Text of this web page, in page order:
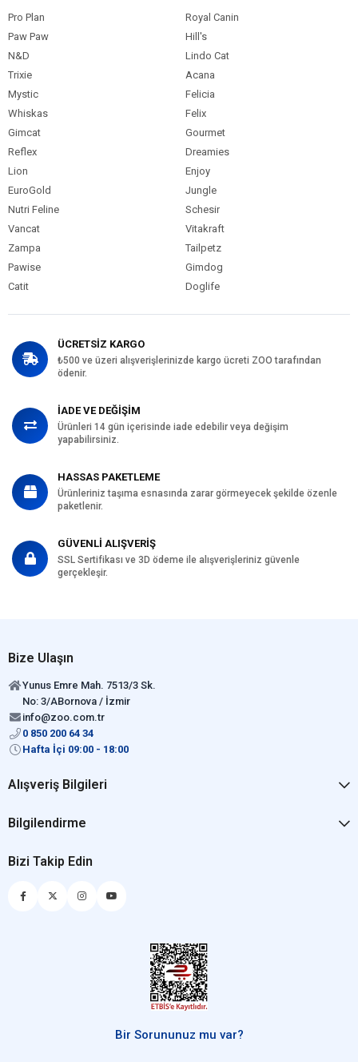
Analitik Bileşenler
Protein: %30
Kül: %7,5
Omega-3: %0,7
Omega-6: %2,5
Köpek Yaş
Aralığı
Yetişkin (1-7 Yaş)
Köpek Maması
Formu
Köpek Maması
Tahıl Oranı
Köpek Özel
Hipo-Allerjenik Sindirim Hassasiyeti
Köpek Irk
Boyutu
Küçük Irk (5-10 kg)
Köpek Maması
Paket Boyutu
0-5 kg
Özelliği
Pro Plan
Royal Canin
Paw Paw
Hill's
N&D
Lindo Cat
Trixie
Acana
Mystic
Felicia
Whiskas
Felix
Gimcat
Gourmet
Reflex
Dreamies
Lion
Enjoy
EuroGold
Jungle
Nutri Feline
Schesir
Vancat
Vitakraft
Zampa
Tailpetz
Pawise
Gimdog
Catit
Doglife
ÜCRETSİZ KARGO
₺500 ve üzeri alışverişlerinizde kargo ücreti ZOO tarafından
ödenir.
İADE VE DEĞİŞİM
Ürünleri 14 gün içerisinde iade edebilir veya değişim
yapabilirsiniz.
HASSAS PAKETLEME
Ürünleriniz taşıma esnasında zarar görmeyecek şekilde özenle
paketlenir.
GÜVENLİ ALIŞVERİŞ
SSL Sertifikası ve 3D ödeme ile alışverişleriniz güvenle
gerçekleşir.
Bize Ulaşın
Yunus Emre Mah. 7513/3 Sk.
No: 3/ABornova / İzmir
info@zoo.com.tr
0 850 200 64 34
Hafta İçi 09:00 - 18:00
Alışveriş Bilgileri
Bilgilendirme
Bizi Takip Edin
Bir Sorununuz mu var?